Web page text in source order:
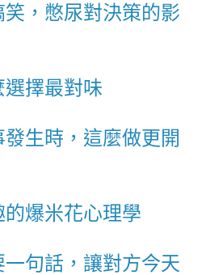
，憋尿對決策的影
選擇最對味
生時，這麼做更開
爆米花心理學
句話，讓對方今天